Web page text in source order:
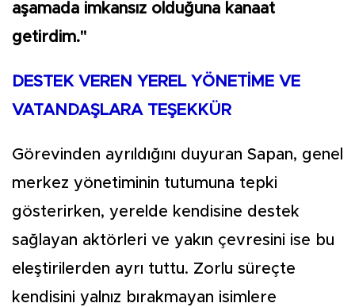
aşamada imkansız olduğuna kanaat
getirdim."
DESTEK VEREN YEREL YÖNETİME VE
VATANDAŞLARA TEŞEKKÜR
Görevinden ayrıldığını duyuran Sapan, genel
merkez yönetiminin tutumuna tepki
gösterirken, yerelde kendisine destek
sağlayan aktörleri ve yakın çevresini ise bu
eleştirilerden ayrı tuttu. Zorlu süreçte
kendisini yalnız bırakmayan isimlere